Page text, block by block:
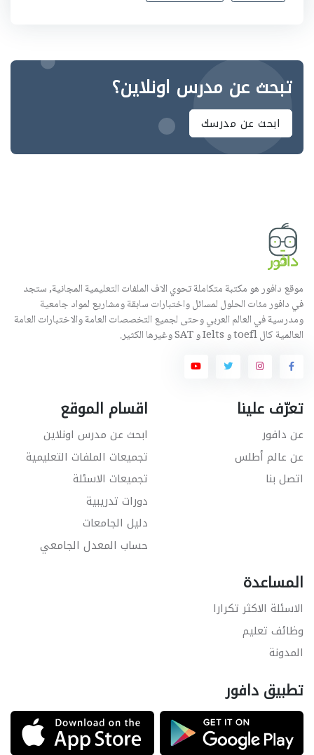
تبحث عن مدرس اونلاين؟
ابحث عن مدرسك
موقع دافور هو مكتبة متكاملة تحوي الاف الملفات التعليمية المجانية, ستجد
في دافور مئات الحلول لمسائل واختبارات سابقة ومشاريع لمواد جامعية
ومدرسية في العالم العربي وحتى لجميع التخصصات العامة والاختبارات العامة
العالمية كال toefl و Ielts و SAT وغيرها الكثير.
تعرّف علينا
عن دافور
عن عالم أطلس
اتصل بنا
اقسام الموقع
ابحث عن مدرس اونلاين
تجميعات الملفات التعليمية
تجميعات الاسئلة
دورات تدريبية
دليل الجامعات
حساب المعدل الجامعي
المساعدة
الاسئلة الاكثر تكرارا
وظائف تعليم
المدونة
تطبيق دافور